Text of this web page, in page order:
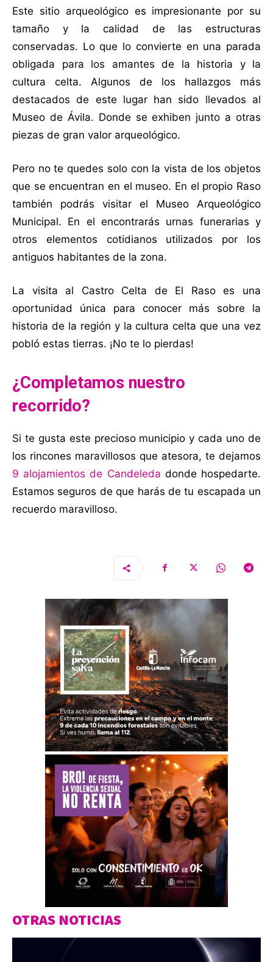
Este sitio arqueológico es impresionante por su
tamaño y la calidad de las estructuras
conservadas. Lo que lo convierte en una parada
obligada para los amantes de la historia y la
cultura celta. Algunos de los hallazgos más
destacados de este lugar han sido llevados al
Museo de Ávila. Donde se exhiben junto a otras
piezas de gran valor arqueológico.
Pero no te quedes solo con la vista de los objetos
que se encuentran en el museo. En el propio Raso
también podrás visitar el Museo Arqueológico
Municipal. En el encontrarás urnas funerarias y
otros elementos cotidianos utilizados por los
antiguos habitantes de la zona.
La visita al Castro Celta de El Raso es una
oportunidad única para conocer más sobre la
historia de la región y la cultura celta que una vez
pobló estas tierras. ¡No te lo pierdas!
¿Completamos nuestro
recorrido?
Si te gusta este precioso municipio y cada uno de
los rincones maravillosos que atesora, te dejamos
9 alojamientos de Candeleda donde hospedarte.
Estamos seguros de que harás de tu escapada un
recuerdo maravilloso.
OTRAS NOTICIAS